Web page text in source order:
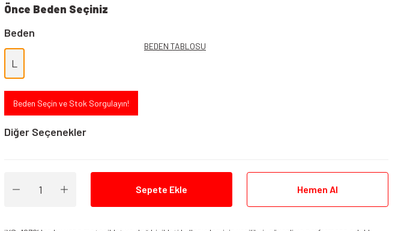
Önce Beden Seçiniz
Beden
L
BEDEN TABLOSU
Beden Seçin ve Stok Sorgulayın!
Diğer Seçenekler
Sepete Ekle Hemen Al